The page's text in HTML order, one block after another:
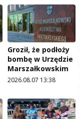
Groził, że podłoży
bombę w Urzędzie
Marszałkowskim
2026.08.07 13:38